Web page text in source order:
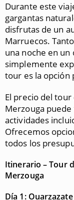
Durante este
gargantas
disfrutas de un
Marruecos.
una noche en
simplemente
tour es la opción
El precio del tour
Merzouga
actividades
Ofrecemos
todos los
Itinerario – Tour
Merzouga
Día 1: